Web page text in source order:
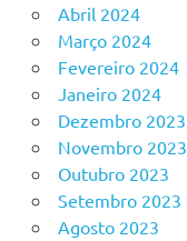
Abril 2024
Março 2024
Fevereiro 2024
Janeiro 2024
Dezembro 2023
Novembro 2023
Outubro 2023
Setembro 2023
Agosto 2023